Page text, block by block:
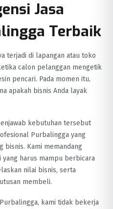
Jasa
Terbaik
terjadi di lapangan atau toko
calon pelanggan mengetik
pencari. Pada momen itu,
apakah bisnis Anda layak
kebutuhan tersebut
Purbalingga yang
bisnis. Kami memandang
harus mampu berbicara
nilai bisnis, serta
membeli.
kami tidak bekerja